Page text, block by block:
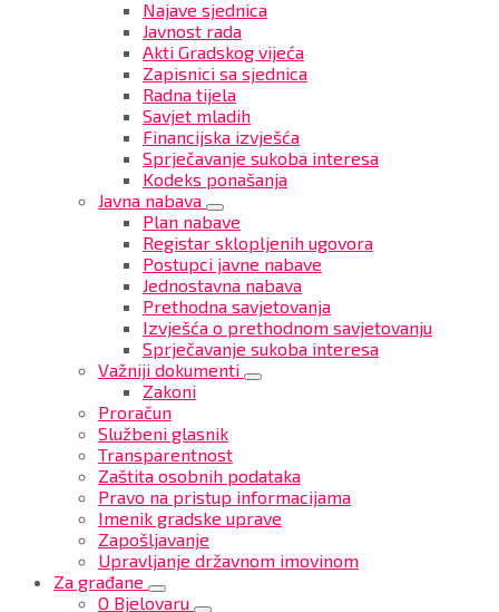
Najave sjednica
Javnost rada
Akti Gradskog vijeća
Zapisnici sa sjednica
Radna tijela
Savjet mladih
Financijska izvješća
Sprječavanje sukoba interesa
Kodeks ponašanja
Javna nabava
Plan nabave
Registar sklopljenih ugovora
Postupci javne nabave
Jednostavna nabava
Prethodna savjetovanja
Izvješća o prethodnom savjetovanju
Sprječavanje sukoba interesa
Važniji dokumenti
Zakoni
Proračun
Službeni glasnik
Transparentnost
Zaštita osobnih podataka
Pravo na pristup informacijama
Imenik gradske uprave
Zapošljavanje
Upravljanje državnom imovinom
Za građane
O Bjelovaru